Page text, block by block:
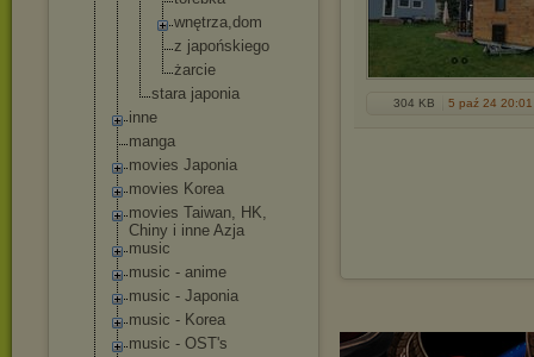
wnętrza,dom
z japońskiego
żarcie
stara japonia
inne
manga
movies Japonia
movies Korea
movies Taiwan, HK,
Chiny i inne Azja
music
music - anime
music - Japonia
music - Korea
music - OST's
304 KB 5 paź 24 20:01